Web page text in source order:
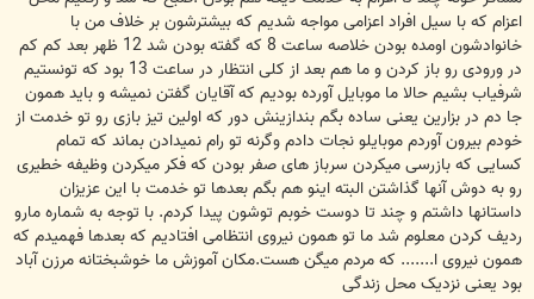
اعزام که با سیل افراد اعزامی مواجه شدیم که بیشترشون بر خلاف من با
خانوادشون اومده بودن خلاصه ساعت 8 که گفته بودن شد 12 ظهر بعد کم کم
در ورودی رو باز کردن و ما هم بعد از کلی انتظار در ساعت 13 بود که تونستیم
شرفیاب بشیم حالا ما موبایل آورده بودیم که آقایان گفتن نمیشه و باید همون
جا دم در بزارین یعنی ساده بگم بندازینش دور که اولین تیز بازی رو تو خدمت از
خودم بیرون آوردم موبایلو نجات دادم وگرنه تو رام نمیدادن بماند که تمام
کسایی که بازرسی میکردن سرباز های صفر بودن که فکر میکردن وظیفه خطیری
رو به دوش آنها گذاشتن البته اینو هم بگم بعدها تو خدمت با این عزیزان
داستانها داشتم و چند تا دوست خوبم توشون پیدا کردم. با توجه به شماره مارو
ردیف کردن معلوم شد ما تو همون نیروی انتظامی افتادیم که بعدها فهمیدم که
همون نیروی ا....... که مردم میگن هست.مکان آموزش ما خوشبختانه مرزن آباد
بود یعنی نزدیک محل زندگی